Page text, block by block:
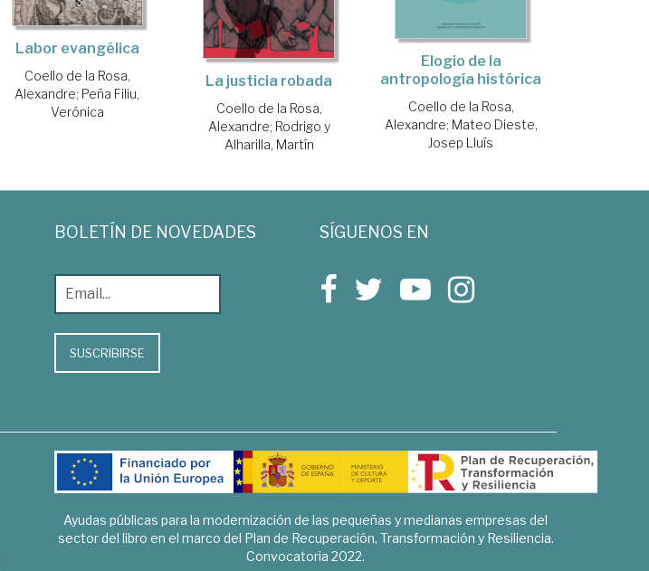
Labor evangélica
Coello de la Rosa,
Alexandre; Peña Filiu,
Verónica
La justicia robada
Coello de la Rosa,
Alexandre; Rodrigo y
Alharilla, Martín
Elogio de la
antropología histórica
Coello de la Rosa,
Alexandre; Mateo Dieste,
Josep Lluís
BOLETÍN DE NOVEDADES
SUSCRIBIRSE
SÍGUENOS EN
Ayudas públicas para la modernización de las pequeñas y medianas empresas del
sector del libro en el marco del Plan de Recuperación, Transformación y Resiliencia.
Convocatoria 2022.